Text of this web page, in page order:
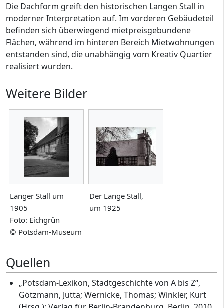
Die Dachform greift den historischen Langen Stall in
moderner Interpretation auf. Im vorderen Gebäudeteil
befinden sich überwiegend mietpreisgebundene
Flächen, während im hinteren Bereich Mietwohnungen
entstanden sind, die unabhängig vom Kreativ Quartier
realisiert wurden.
Weitere Bilder
Langer Stall um
1905
Foto: Eichgrün
© Potsdam-Museum
Der Lange Stall,
um 1925
Quellen
„Potsdam-Lexikon, Stadtgeschichte von A bis Z“,
Götzmann, Jutta; Wernicke, Thomas; Winkler, Kurt